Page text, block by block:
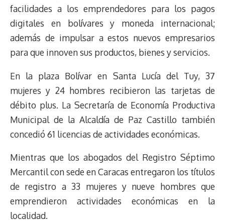
facilidades a los emprendedores para los pagos
digitales en bolívares y moneda internacional;
además de impulsar a estos nuevos empresarios
para que innoven sus productos, bienes y servicios.
En la plaza Bolívar en Santa Lucía del Tuy, 37
mujeres y 24 hombres recibieron las tarjetas de
débito plus. La Secretaría de Economía Productiva
Municipal de la Alcaldía de Paz Castillo también
concedió 61 licencias de actividades económicas.
Mientras que los abogados del Registro Séptimo
Mercantil con sede en Caracas entregaron los títulos
de registro a 33 mujeres y nueve hombres que
emprendieron actividades económicas en la
localidad.